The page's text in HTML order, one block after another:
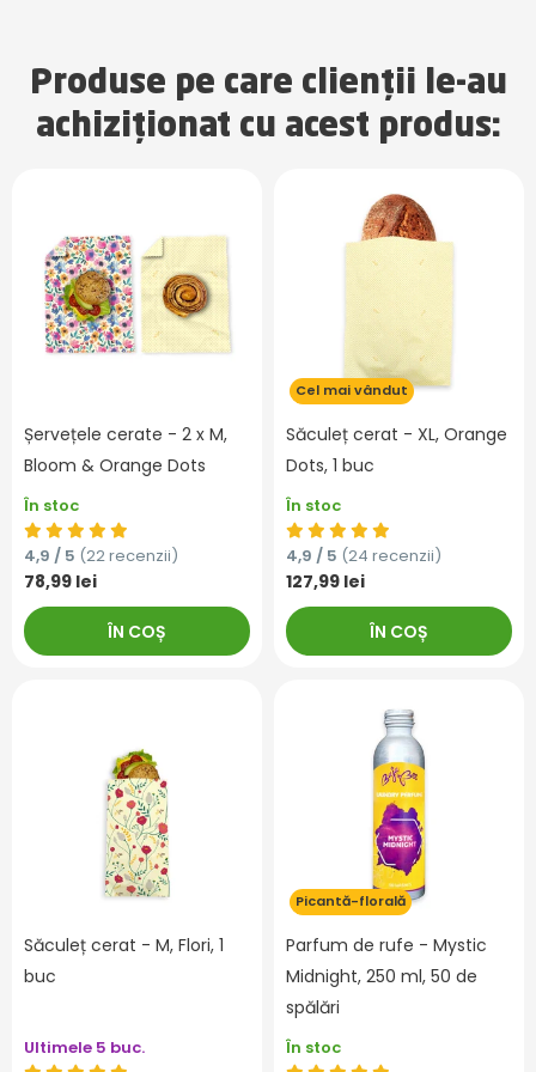
Produse pe care clienții le-au
achiziționat cu acest produs:
Șervețele cerate - 2 x M,
Bloom & Orange Dots
În stoc
4,9 / 5 (22 recenzii)
78,99 lei
ÎN COȘ
Cel mai vândut
Săculeț cerat - XL, Orange
Dots, 1 buc
În stoc
4,9 / 5 (24 recenzii)
127,99 lei
ÎN COȘ
Săculeț cerat - M, Flori, 1
buc
Ultimele 5 buc.
Picantă-florală
Parfum de rufe - Mystic
Midnight, 250 ml, 50 de
spălări
În stoc